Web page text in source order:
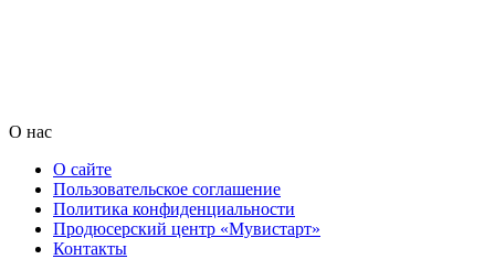
О нас
О сайте
Пользовательское соглашение
Политика конфиденциальности
Продюсерский центр «Мувистарт»
Контакты